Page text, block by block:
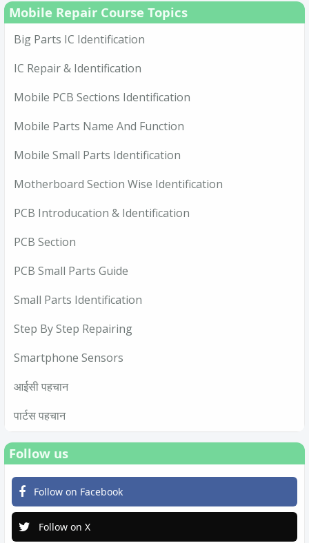
Mobile Repair Course Topics
Big Parts IC Identification
IC Repair & Identification
Mobile PCB Sections Identification
Mobile Parts Name And Function
Mobile Small Parts Identification
Motherboard Section Wise Identification
PCB Introducation & Identification
PCB Section
PCB Small Parts Guide
Small Parts Identification
Step By Step Repairing
Smartphone Sensors
आईसी पहचान
पार्टस पहचान
Follow us
Follow on Facebook
Follow on X